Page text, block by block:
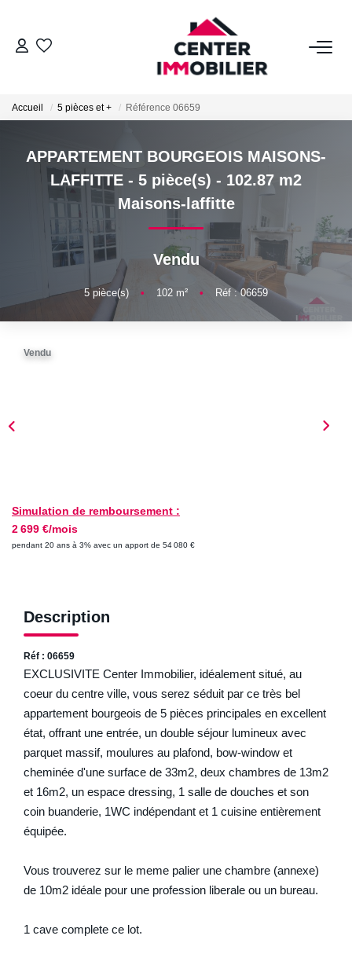
ACHETER
LOUER
Nos Biens
Déposer Un Dossier
FAIRE GÉRER
Accueil 5 pièces et + Référence 06659
APPARTEMENT BOURGEOIS MAISONS-
LAFFITTE - 5 pièce(s) - 102.87 m2
Maisons-laffitte
Vendu
5 pièce(s) • 102 m² • Réf : 06659
Vendu
Simulation de remboursement :
2 699 €/mois
pendant 20 ans à 3% avec un apport de 54 080 €
Description
Réf : 06659
EXCLUSIVITE Center Immobilier, idéalement situé, au
coeur du centre ville, vous serez séduit par ce très bel
appartement bourgeois de 5 pièces principales en excellent
état, offrant une entrée, un double séjour lumineux avec
parquet massif, moulures au plafond, bow-window et
cheminée d'une surface de 33m2, deux chambres de 13m2
et 16m2, un espace dressing, 1 salle de douches et son
coin buanderie, 1WC indépendant et 1 cuisine entièrement
équipée.
Vous trouverez sur le meme palier une chambre (annexe)
de 10m2 idéale pour une profession liberale ou un bureau.
1 cave complete ce lot.